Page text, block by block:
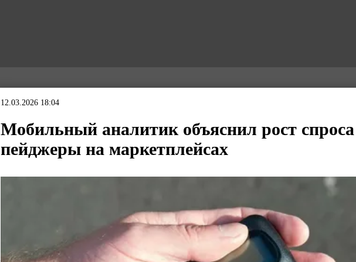
12.03.2026 18:04
Мобильный аналитик объяснил рост
пейджеры на маркетплейсах